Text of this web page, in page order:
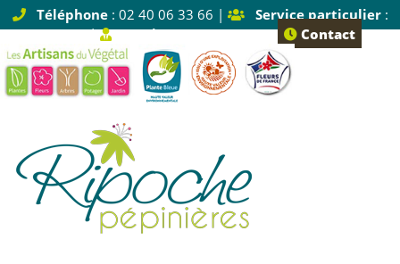
Téléphone: 02 40 06 33 66 | Service particulier:
Tapez 1 |
Service pro: Tapez 2 Contact